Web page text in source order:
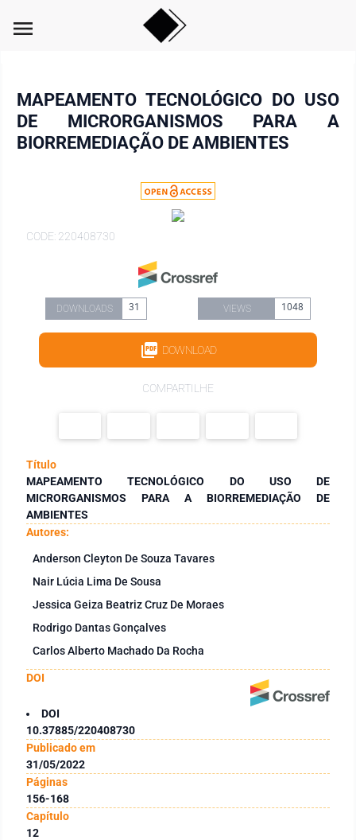
menu
MAPEAMENTO TECNOLÓGICO DO USO
DE MICRORGANISMOS PARA A
BIORREMEDIAÇÃO DE AMBIENTES
CODE: 220408730
DOWNLOADS 31 VIEWS 1048
DOWNLOAD
COMPARTILHE
Título
MAPEAMENTO TECNOLÓGICO DO USO DE
MICRORGANISMOS PARA A BIORREMEDIAÇÃO DE
AMBIENTES
Autores:
Anderson Cleyton De Souza Tavares
Nair Lúcia Lima De Sousa
Jessica Geiza Beatriz Cruz De Moraes
Rodrigo Dantas Gonçalves
Carlos Alberto Machado Da Rocha
DOI
DOI
10.37885/220408730
Publicado em
31/05/2022
Páginas
156-168
Capítulo
12